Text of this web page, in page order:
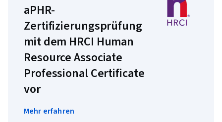
aPHR-
Zertifizierungsprüfung
mit dem HRCI Human
Resource Associate
Professional Certificate
vor
Mehr erfahren